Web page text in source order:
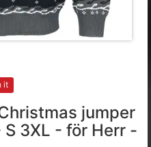
it
jumper
3XL - för Herr -